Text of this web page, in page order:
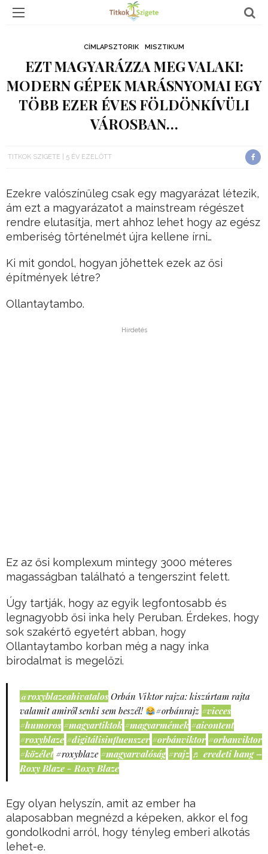
CÍMLAPSZTORIK MISZTIKUM
EZT MAGYARÁZZA MEG VALAKI:
MODERN GÉPEK MARÁSNYOMAI EGY
TÖBB EZER ÉVES FÖLDÖNKÍVÜLI
VÁROSBAN…
TITKOK SZIGETE 5 ÉV EZELŐTT
Ezekre valószínűleg csak egy magyarázat létezik,
ám ezt a magyarázatot a mainstream régészet
rendre elutasítja, mert ahhoz lehet hogy az egész
emberiség történelmét újra kellene írni…
Ki mit gondol, hogyan jöhettek ezek az ősi
építmények létre?
Ollantaytambo.
Hirdetés
Ez az ősi komplexum mintegy 3000 méteres
magasságban található a tengerszint felett.
Úgy tartják, hogy az egyik legfontosabb és
legnagyobb ősi inka hely Peruban. Érdekes, hogy
sok szakértő egyetért abban, hogy
Ollantaytambo korban még a nagy inka
birodalmat is megelőzi.
@roxyblazeahivatalos Orbán Viktor rajza: kiszúrtam rajta
valamit amiről senki sem beszél!
#orbánrajz #vicces
#humoros #magyartiktok #magyarmémek #aicontent
#roxyblaze #digitálisinfluenszer #orbánviktor #orbanviktor
#közélet #roxyblaze #magyarvalóság #rajz ♬ eredeti hang –
Roxy Blaze - Roxy Blaze
Egy olyan helyszín, amit az ember ha
alaposabban megnézd a képeken, akkor el fog
gondolkodni arról, hogy tényleg emberi alkotás
lehet-e.